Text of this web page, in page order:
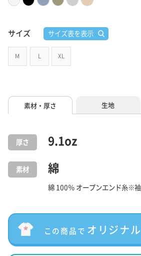
サイズ サイズ表を表示
M L XL
素材・厚さ 生地
厚さ 9.1oz
素材 綿
綿 100％ オープンエンド糸※
この商品で オリジナル